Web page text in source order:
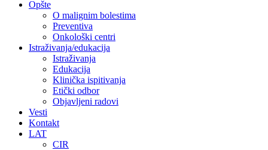
Opšte
O malignim bolestima
Preventiva
Onkološki centri
Istraživanja/edukacija
Istraživanja
Edukacija
Klinička ispitivanja
Etički odbor
Objavljeni radovi
Vesti
Kontakt
LAT
CIR